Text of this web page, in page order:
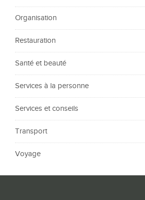
Organisation
Restauration
Santé et beauté
Services à la personne
Services et conseils
Transport
Voyage